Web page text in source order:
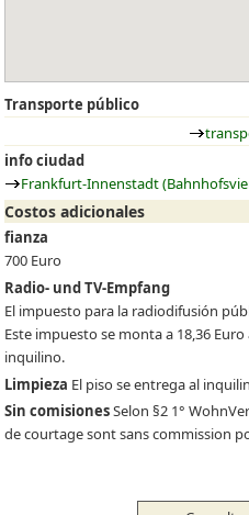
Transporte público
info ciudad
Frankfurt-Innenstadt
Costos adicionales
fianza
700 Euro
Radio- und TV-Empfang
El impuesto para la radiodifusión
Este impuesto se monta a 18,36
inquilino.
Limpieza El piso se entrega al
Sin comisionesSelon §2 1°
de courtage sont sans commission